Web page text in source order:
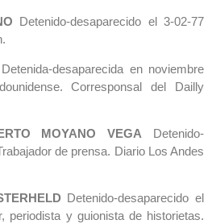
Detenido-desaparecido el 3-02-77
Detenida-desaparecida en noviembre
Corresponsal del Dailly
MOYANO VEGA Detenido-
de prensa. Diario Los Andes
Detenido-desaparecido el
periodista y guionista de historietas.